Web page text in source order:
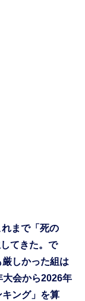
まで「死の
てきた。で
しかった組は
大会から2026年
ング」を算